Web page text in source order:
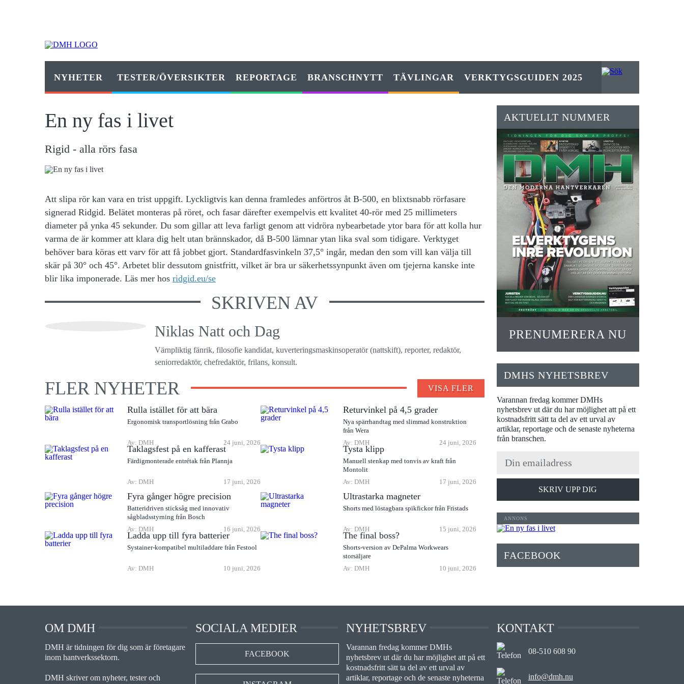
NYHETER TESTER/ÖVERSIKTER REPORTAGE BRANSCHNYTT TÄVLINGAR VERKTYGSGUIDEN 2025
En ny fas i livet
Rigid - alla rörs fasa
Att slipa rör kan vara en trist uppgift. Lyckligtvis kan denna framledes anförtros åt B-500, en blixtsnabb rörfasare
signerad Ridgid. Belätet monteras på röret, och fasar därefter exempelvis ett kvalitet 40-rör med 25 millimeters
diameter på ynka 45 sekunder. Du som gillar att leva farligt genom att vidröra nybearbetade ytor bara för att kolla hur
varma de är kommer att klara dig helt utan brännskador, då B-500 lämnar ytan lika sval som tidigare. Verktyget
behöver bara köras ett varv för att få jobbet gjort. Standardfasvinkeln 37,5° ingår, medan den som vill kan välja till
skär på 30° och 45°. Arbetet blir dessutom gnistfritt, vilket är bra ur säkerhetssynpunkt även om tjejerna kanske inte
blir lika imponerade. Läs mer hos ridgid.eu/se
SKRIVEN AV
Niklas Natt och Dag
Värnpliktig fänrik, filosofie kandidat, kuverteringsmaskinsoperatör (nattskift), reporter, redaktör,
seniorredaktör, chefredaktör, frilans, konsult.
FLER NYHETER VISA FLER
Rulla istället för att bära
Ergonomisk transportlösning från Grabo
Av: DMH 24 juni, 2026
Returvinkel på 4,5 grader
Nya spärrhandtag med slimmad konstruktion
från Wera
Av: DMH
24 juni, 2026
Taklagsfest på en kafferast
Färdigmonterade entrétak från Plannja
Av: DMH 17 juni, 2026
Tysta klipp
Manuell stenkap med tonvis av kraft från
Montolit
Av: DMH
17 juni, 2026
Fyra gånger högre precision
Batteridriven sticksåg med innovativ
sågbladsstyrning från Bosch
Av: DMH
16 juni, 2026
Ultrastarka magneter
Shorts med löstagbara spikfickor från Fristads
Av: DMH 15 juni, 2026
Ladda upp till fyra batterier
Systainer-kompatibel multiladdare från Festool
Av: DMH 10 juni, 2026
The final boss?
Shorts-version av DePalma Workwears
storsäljare
Av: DMH
10 juni, 2026
AKTUELLT NUMMER
PRENUMERERA NU
DMHS NYHETSBREV
Varannan fredag kommer DMHs
nyhetsbrev ut där du har möjlighet att på ett
kostnadsfritt sätt ta del av ett urval av
artiklar, reportage och de senaste nyheterna
från branschen.
SKRIV UPP DIG
FACEBOOK
OM DMH
DMH är tidningen för dig som är företagare
inom hantverkssektorn.
DMH skriver om nyheter, tester och
SOCIALA MEDIER
FACEBOOK
NYHETSBREV
Varannan fredag kommer DMHs
nyhetsbrev ut där du har möjlighet att på ett
kostnadsfritt sätt ta del av ett urval av
artiklar, reportage och de senaste nyheterna
KONTAKT
08-510 608 90
info@dmh.nu